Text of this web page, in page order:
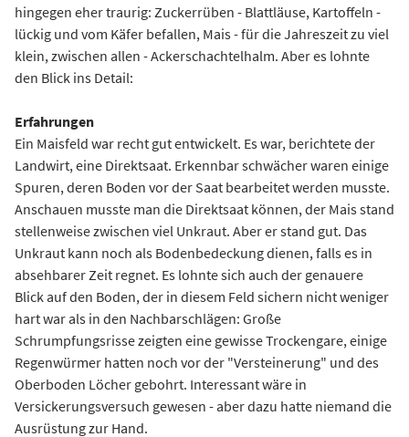
hingegen eher traurig: Zuckerrüben - Blattläuse, Kartoffeln -
lückig und vom Käfer befallen, Mais - für die Jahreszeit zu viel
klein, zwischen allen - Ackerschachtelhalm. Aber es lohnte
den Blick ins Detail:
Erfahrungen
Ein Maisfeld war recht gut entwickelt. Es war, berichtete der
Landwirt, eine Direktsaat. Erkennbar schwächer waren einige
Spuren, deren Boden vor der Saat bearbeitet werden musste.
Anschauen musste man die Direktsaat können, der Mais stand
stellenweise zwischen viel Unkraut. Aber er stand gut. Das
Unkraut kann noch als Bodenbedeckung dienen, falls es in
absehbarer Zeit regnet. Es lohnte sich auch der genauere
Blick auf den Boden, der in diesem Feld sichern nicht weniger
hart war als in den Nachbarschlägen: Große
Schrumpfungsrisse zeigten eine gewisse Trockengare, einige
Regenwürmer hatten noch vor der "Versteinerung" und des
Oberboden Löcher gebohrt. Interessant wäre in
Versickerungsversuch gewesen - aber dazu hatte niemand die
Ausrüstung zur Hand.